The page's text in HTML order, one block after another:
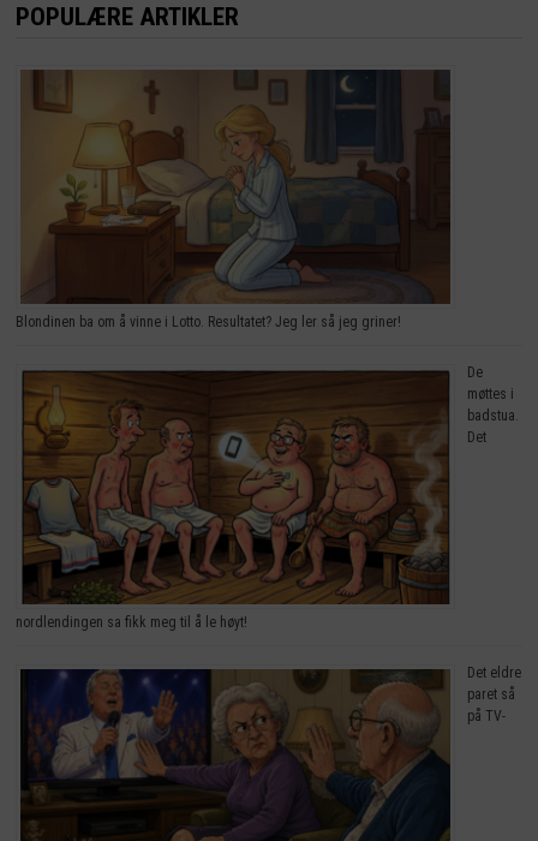
POPULÆRE ARTIKLER
Blondinen ba om å vinne i Lotto. Resultatet? Jeg ler så jeg griner!
De
møttes i
badstua.
Det
nordlendingen sa fikk meg til å le høyt!
Det eldre
paret så
på TV-